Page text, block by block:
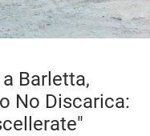
Barletta,
No Discarica: